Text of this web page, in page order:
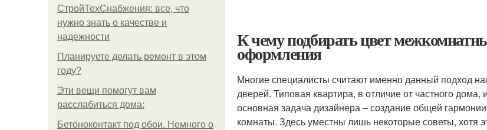
СтройТехСнабжения: все, что
нужно знать о качестве и
надежности
Планируете делать ремонт в этом
году?
Эти вещи помогут вам
расслабиться дома:
Бетоноконтакт под обои. Немного о
К чему подбирать цвет
оформления
Многие специалисты считают именно данный подход
дверей. Типовая квартира, в отличие от частного
основная задача дизайнера – создание общей
комнаты. Здесь уместны лишь некоторые советы, хотя